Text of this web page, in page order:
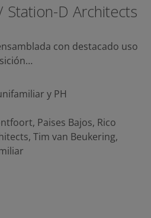
D Architects
con destacado uso
y PH
, Paises Bajos, Rico
, Tim van Beukering,